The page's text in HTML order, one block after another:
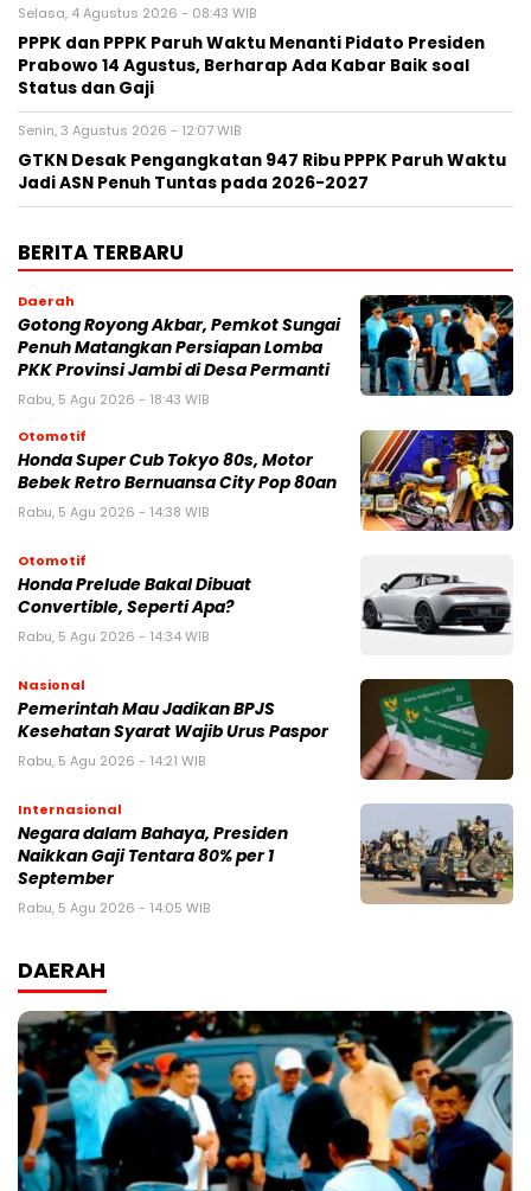
Selasa, 4 Agustus 2026 - 08:43 WIB
PPPK dan PPPK Paruh Waktu Menanti Pidato Presiden
Prabowo 14 Agustus, Berharap Ada Kabar Baik soal
Status dan Gaji
Senin, 3 Agustus 2026 - 12:07 WIB
GTKN Desak Pengangkatan 947 Ribu PPPK Paruh Waktu
Jadi ASN Penuh Tuntas pada 2026-2027
BERITA TERBARU
Daerah
Gotong Royong Akbar, Pemkot Sungai
Penuh Matangkan Persiapan Lomba
PKK Provinsi Jambi di Desa Permanti
Rabu, 5 Agu 2026 - 18:43 WIB
Otomotif
Honda Super Cub Tokyo 80s, Motor
Bebek Retro Bernuansa City Pop 80an
Rabu, 5 Agu 2026 - 14:38 WIB
Otomotif
Honda Prelude Bakal Dibuat
Convertible, Seperti Apa?
Rabu, 5 Agu 2026 - 14:34 WIB
Nasional
Pemerintah Mau Jadikan BPJS
Kesehatan Syarat Wajib Urus Paspor
Rabu, 5 Agu 2026 - 14:21 WIB
Internasional
Negara dalam Bahaya, Presiden
Naikkan Gaji Tentara 80% per 1
September
Rabu, 5 Agu 2026 - 14:05 WIB
DAERAH